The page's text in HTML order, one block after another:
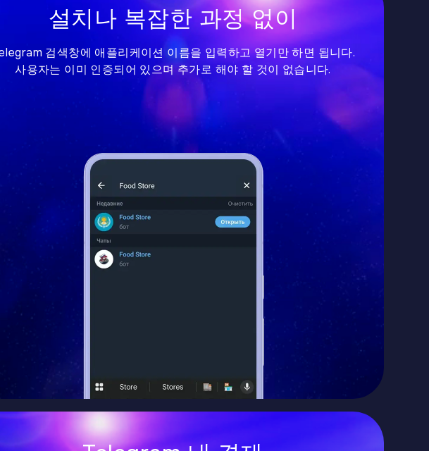
설치나 복잡한 과정 없이
검색창에 애플리케이션 이름을 입력하고 열기만 하면 됩니다.
사용자는 이미 인증되어 있으며 추가로 해야 할 것이 없습니다.